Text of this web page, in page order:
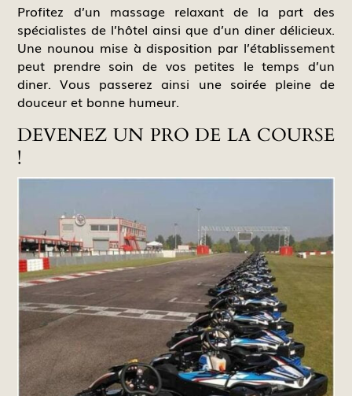
Profitez d’un massage relaxant de la part des
spécialistes de l’hôtel ainsi que d’un diner délicieux.
Une nounou mise à disposition par l’établissement
peut prendre soin de vos petites le temps d’un
diner. Vous passerez ainsi une soirée pleine de
douceur et bonne humeur.
DEVENEZ UN PRO DE LA COURSE
!